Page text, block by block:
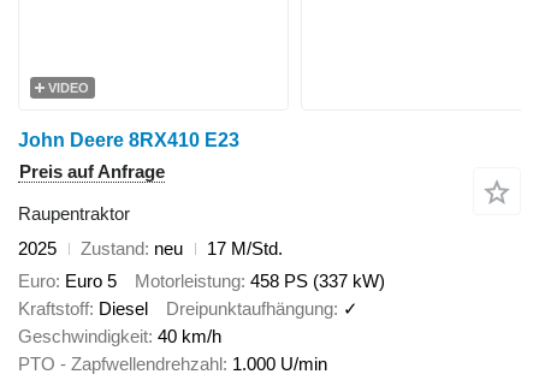
VIDEO
John Deere 8RX410 E23
Preis auf Anfrage
Raupentraktor
2025
Zustand neu
17 M/Std.
Euro Euro 5 Motorleistung 458 PS (337 kW)
Kraftstoff Diesel Dreipunktaufhängung ✓
Geschwindigkeit 40 km/h
PTO - Zapfwellendrehzahl 1.000 U/min